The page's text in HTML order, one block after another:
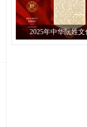
2025年中华阮姓